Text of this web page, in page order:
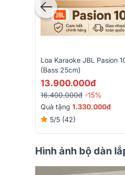
Loa Karaoke JBL Pasion
(bass 25cm)
13.900.000đ
16.400.000đ -15%
Quà tặng 1.330.000đ
5/5 (42)
Hình ảnh bộ dàn